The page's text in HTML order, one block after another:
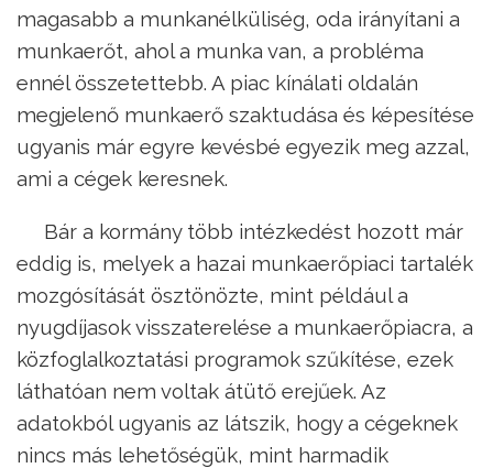
magasabb a munkanélküliség, oda irányítani a
munkaerőt, ahol a munka van, a probléma
ennél összetettebb. A piac kínálati oldalán
megjelenő munkaerő szaktudása és képesítése
ugyanis már egyre kevésbé egyezik meg azzal,
ami a cégek keresnek.
Bár a kormány több intézkedést hozott már
eddig is, melyek a hazai munkaerőpiaci tartalék
mozgósítását ösztönözte, mint például a
nyugdíjasok visszaterelése a munkaerőpiacra, a
közfoglalkoztatási programok szűkítése, ezek
láthatóan nem voltak átütő erejűek. Az
adatokból ugyanis az látszik, hogy a cégeknek
nincs más lehetőségük, mint harmadik